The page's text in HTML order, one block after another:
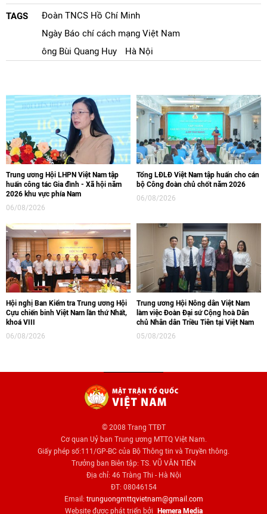
TAGS
Đoàn TNCS Hồ Chí Minh
Ngày Báo chí cách mạng Việt Nam
ông Bùi Quang Huy
Hà Nội
Trung ương Hội LHPN Việt Nam tập
huấn công tác Gia đình - Xã hội năm
2026 khu vực phía Nam
06/08/2026
Tổng LĐLĐ Việt Nam tập huấn cho cán
bộ Công đoàn chủ chốt năm 2026
06/08/2026
Hội nghị Ban Kiểm tra Trung ương Hội
Cựu chiến binh Việt Nam lần thứ Nhất,
khoá VIII
06/08/2026
Trung ương Hội Nông dân Việt Nam
làm việc Đoàn Đại sứ Cộng hoà Dân
chủ Nhân dân Triều Tiên tại Việt Nam
05/08/2026
© 2008 Trang TTĐT
Cơ quan Uỷ ban Trung ương MTTQ Việt Nam.
Giấy phép số:111/GP-BC của Bộ Thông tin và Truyền thông.
Trưởng ban Biên tập: TS. VŨ VĂN TIẾN
Địa chỉ: 46 Tràng Thi - Hà Nội
ĐT: 08046154
Email: trunguongmttqvietnam@gmail.com
Website được phát triển bởi Hemera Media